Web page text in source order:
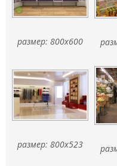
размер: 800x600
размер: 800x523